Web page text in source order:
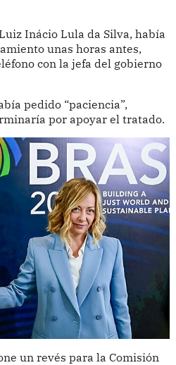
Inácio Lula da Silva, había
unas horas antes,
con la jefa del gobierno
pedido “paciencia”,
por apoyar el tratado.
un revés para la Comisión